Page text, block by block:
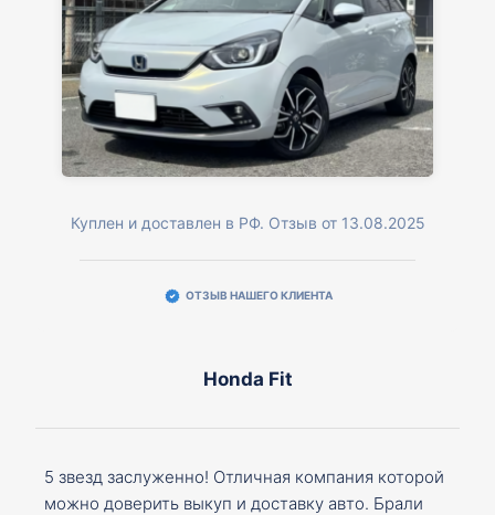
Куплен и доставлен в РФ. Отзыв от 13.08.2025
ОТЗЫВ НАШЕГО КЛИЕНТА
Honda Fit
5 звезд заслуженно! Отличная компания которой
можно доверить выкуп и доставку авто. Брали